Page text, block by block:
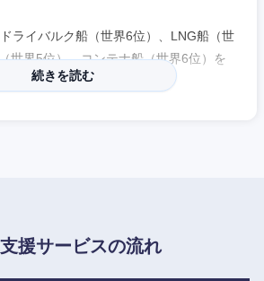
ライバルク船（世界6位）、LNG船（世
世界5位）、コンテナ船（世界6位）を
スの規模を誇る。
続きを読む
援サービスの流れ